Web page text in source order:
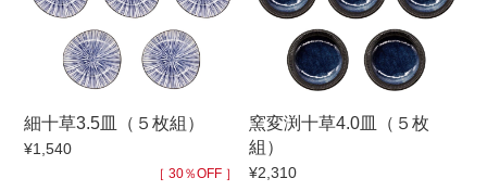
手ざわり
柄
細十草3.5皿（５枚組）
¥1,540
［ 30％OFF ］
窯変渕十草4.0皿（５枚
組）
¥2,310